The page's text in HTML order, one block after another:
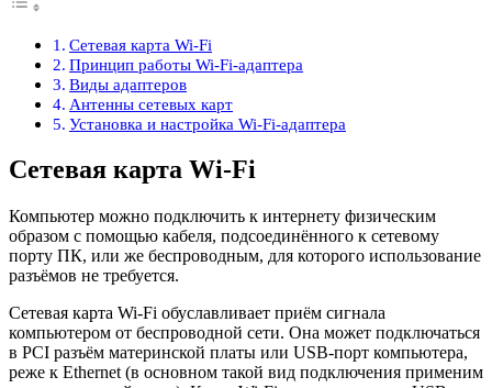
Сетевая карта Wi-Fi
Принцип работы Wi-Fi-адаптера
Виды адаптеров
Антенны сетевых карт
Установка и настройка Wi-Fi-адаптера
Сетевая карта Wi-Fi
Компьютер можно подключить к интернету физическим
образом с помощью кабеля, подсоединённого к сетевому
порту ПК, или же беспроводным, для которого использование
разъёмов не требуется.
Сетевая карта Wi-Fi обуславливает приём сигнала
компьютером от беспроводной сети. Она может подключаться
в PCI разъём материнской платы или USB-порт компьютера,
реже к Ethernet (в основном такой вид подключения применим